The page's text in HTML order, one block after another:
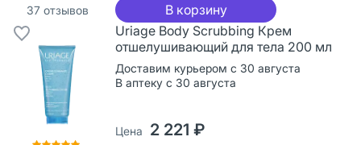
37отзывов В корзину
Uriage Body Scrubbing Крем
отшелушивающий для тела 200 мл
Доставим курьером с 30 августа
В аптеку с 30 августа
Цена 2 221 ₽